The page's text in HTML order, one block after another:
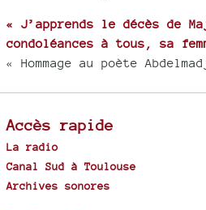
« J’apprends le décès de
condoléances à tous, sa
« Hommage au poète
Accès rapide
La radio
Canal Sud à Toulouse
Archives sonores